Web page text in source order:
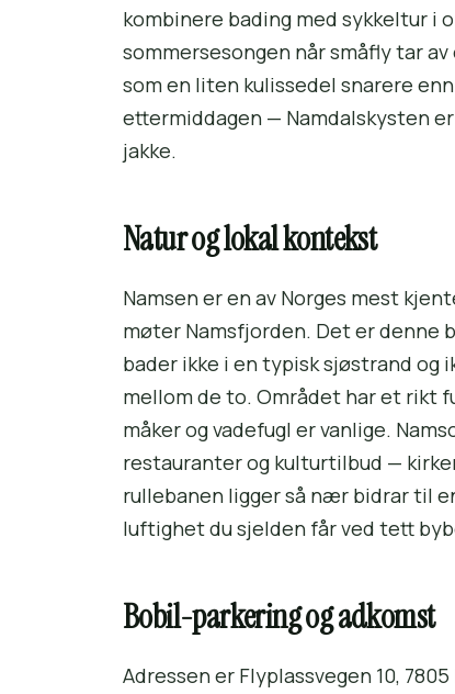
kombinere bading med sykkel­tur i
sommer­sesongen når småfly tar
som en liten kulisse­del snarere
ettermiddagen — Namdalskysten
jakke.
Natur og lokal kontekst
Namsen er en av Norges mest
møter Namsfjorden. Det er denne
bader ikke i en typisk sjøstrand og
mellom de to. Området har et rikt
måker og vadefugl er vanlige.
restauranter og kulturtilbud —
rullebanen ligger så nær bidrar til
luftighet du sjelden får ved tett
Bobil-parkering og adkomst
Adressen er Flyplassvegen 10,